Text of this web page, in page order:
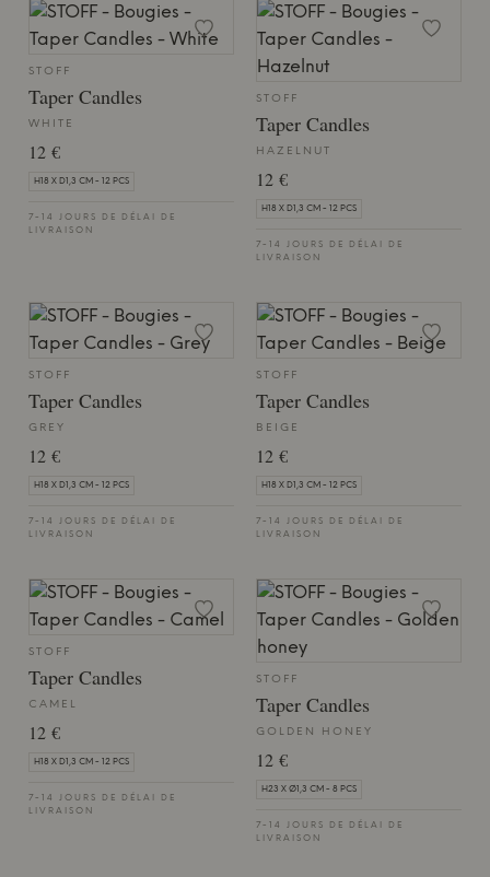
STOFF
Taper Candles
WHITE
12 €
H18 X D1,3 CM - 12 PCS
7-14 JOURS DE DÉLAI DE
LIVRAISON
STOFF
Taper Candles
HAZELNUT
12 €
H18 X D1,3 CM - 12 PCS
7-14 JOURS DE DÉLAI DE
LIVRAISON
STOFF
Taper Candles
GREY
12 €
H18 X D1,3 CM - 12 PCS
7-14 JOURS DE DÉLAI DE
LIVRAISON
STOFF
Taper Candles
BEIGE
12 €
H18 X D1,3 CM - 12 PCS
7-14 JOURS DE DÉLAI DE
LIVRAISON
STOFF
Taper Candles
CAMEL
12 €
H18 X D1,3 CM - 12 PCS
7-14 JOURS DE DÉLAI DE
LIVRAISON
STOFF
Taper Candles
GOLDEN HONEY
12 €
H23 X Ø1,3 CM - 8 PCS
7-14 JOURS DE DÉLAI DE
LIVRAISON